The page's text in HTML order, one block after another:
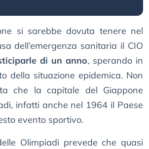
si sarebbe dovuta tenere nel
dell’emergenza sanitaria il CIO
di un anno, sperando in
della situazione epidemica. Non
che la capitale del Giappone
infatti anche nel 1964 il Paese
evento sportivo.
Olimpiadi prevede che quasi